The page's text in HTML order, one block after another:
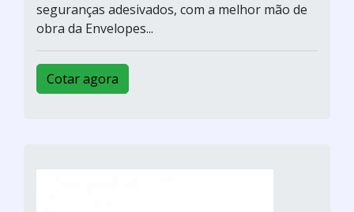
seguranças adesivados, com a melhor mão de
obra da Envelopes...
Cotar agora